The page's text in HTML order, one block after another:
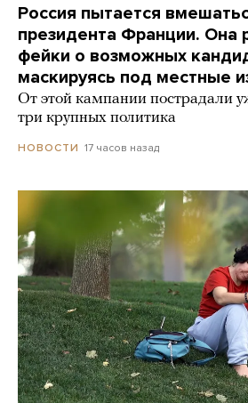
Россия пытается
президента Франции. Она
фейки о возможных
маскируясь под местные
От этой кампании пострадали
три крупных политика
НОВОСТИ 17 часов назад